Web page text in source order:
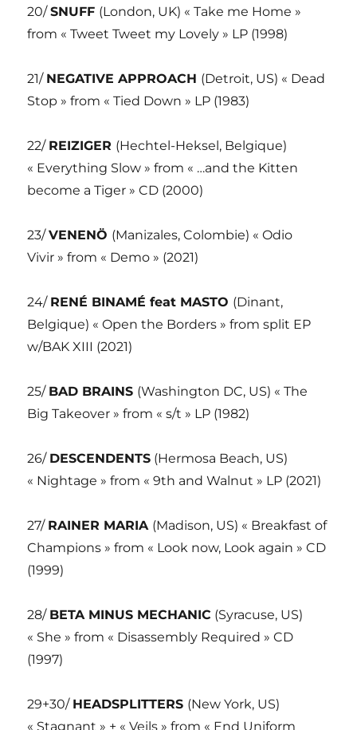
20/SNUFF (London, UK) « Take me Home »
from « Tweet Tweet my Lovely » LP (1998)
21/ NEGATIVE APPROACH (Detroit, US) « Dead
Stop » from « Tied Down » LP (1983)
22/ REIZIGER (Hechtel-Heksel, Belgique)
« Everything Slow » from « …and the Kitten
become a Tiger » CD (2000)
23/VENENÖ (Manizales, Colombie) « Odio
Vivir » from « Demo » (2021)
24/ RENÉ BINAMÉ feat MASTO (Dinant,
Belgique) « Open the Borders » from split EP
w/BAK XIII (2021)
25/ BAD BRAINS (Washington DC, US) « The
Big Takeover » from « s/t » LP (1982)
26/ DESCENDENTS (Hermosa Beach, US)
« Nightage » from « 9th and Walnut » LP (2021)
27/ RAINER MARIA (Madison, US) « Breakfast of
Champions » from « Look now, Look again » CD
(1999)
28/ BETA MINUS MECHANIC (Syracuse, US)
« She » from « Disassembly Required » CD
(1997)
29+30/ HEADSPLITTERS (New York, US)
« Stagnant » + « Veils » from « End Uniform